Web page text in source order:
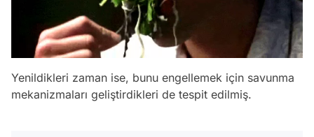
Yenildikleri zaman ise, bunu engellemek için savunma
mekanizmaları geliştirdikleri de tespit edilmiş.